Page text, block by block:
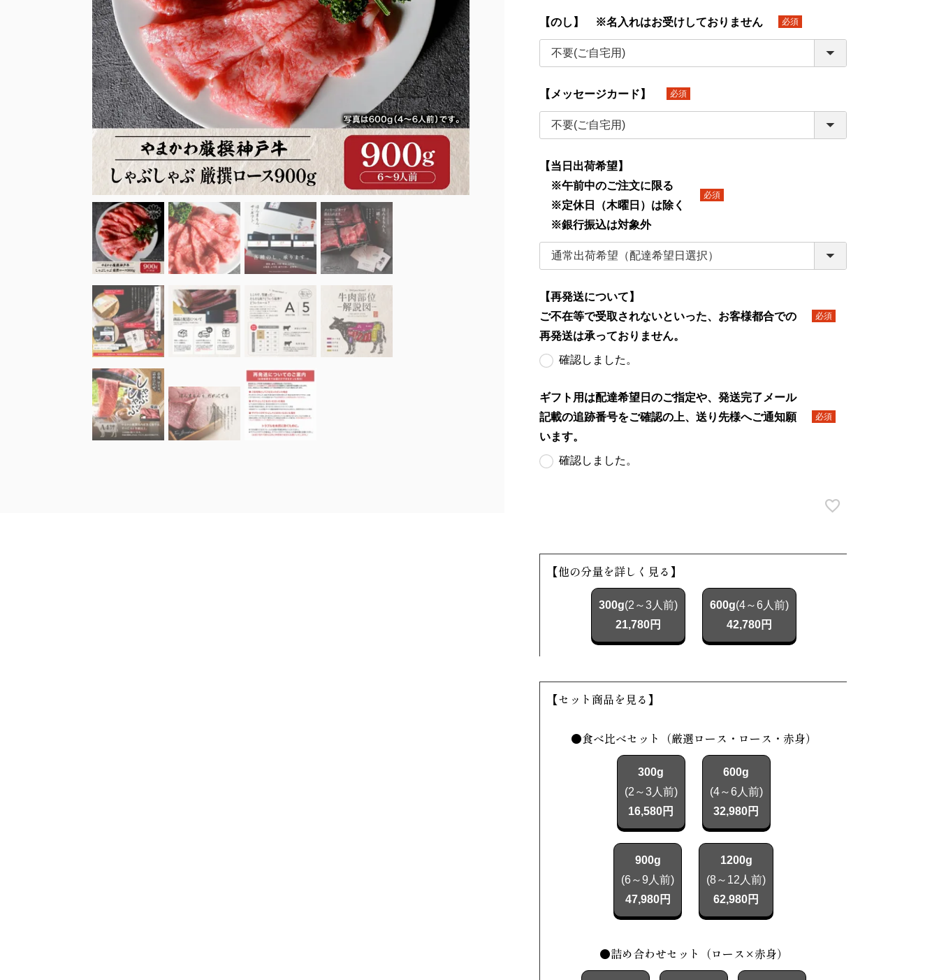
【のし】 ※名入れはお受けしておりません
(必
【メッセージカード】
(必
【当日出荷希望】
※午前中のご注文に限る
※定休日（木曜日）は除く
※銀行振込は対象外
【再発送について】
ご不在等で受取されないといった、お客様都合での
再発送は承っておりません。
確認しました。
ギフト用は配達希望日のご指定や、発送完了メール
記載の追跡番号をご確認の上、送り先様へご通知願
います。
確認しました。
【他の分量を詳しく見る】
300g(2～3人前)
21,780円
600g(4～6人前)
42,780円
【セット商品を見る】
●食べ比べセット（厳選ロース・ロース・赤身）
300g
(2～3人前)
16,580円
600g
(4～6人前)
32,980円
900g
(6～9人前)
47,980円
1200g
(8～12人前)
62,980円
●詰め合わせセット（ロース×赤身）